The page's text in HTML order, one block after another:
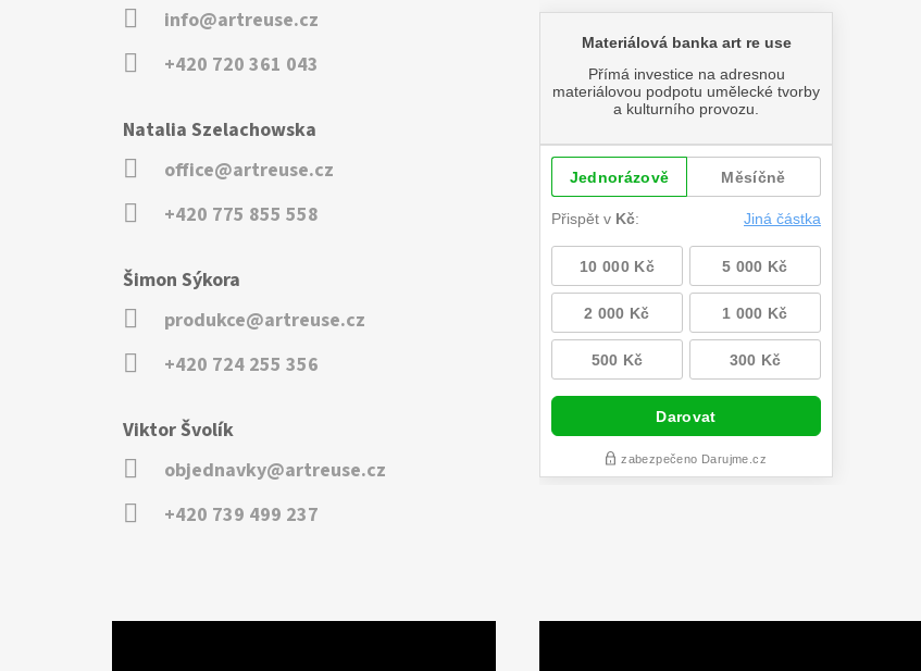
info@artreuse.cz
+420 720 361 043
Natalia Szelachowska
office@artreuse.cz
+420 775 855 558
Šimon Sýkora
produkce@artreuse.cz
+420 724 255 356
Viktor Švolík
objednavky@artreuse.cz
+420 739 499 237